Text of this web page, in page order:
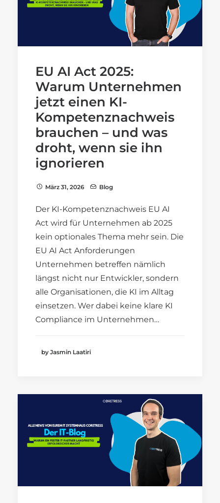
EU AI Act 2025:
Warum Unternehmen
jetzt einen KI-
Kompetenznachweis
brauchen – und was
droht, wenn sie ihn
ignorieren
März 31, 2026 Blog
Der KI-Kompetenznachweis EU AI
Act wird für Unternehmen ab 2025
kein optionales Thema mehr sein. Die
EU AI Act Anforderungen
Unternehmen betreffen nämlich
längst nicht nur Entwickler, sondern
alle Organisationen, die KI im Alltag
einsetzen. Wer dabei keine klare KI
Compliance im Unternehmen…
by Jasmin Laatiri